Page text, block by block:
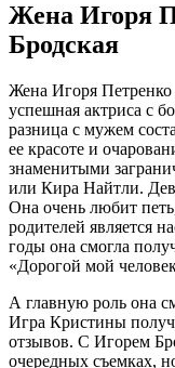
Жена Игоря
Бродская
Жена Игоря Петренко
успешная актриса с
разница с мужем
ее красоте и
знаменитыми
или Кира Найтли.
Она очень любит
родителей является
годы она смогла
«Дорогой мой
А главную роль она
Игра Кристины
отзывов. С Игорем
очередных съемках,